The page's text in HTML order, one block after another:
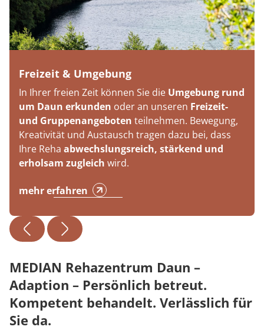
Freizeit & Umgebung
In Ihrer freien Zeit können Sie die Umgebung rund
um Daun erkunden oder an unseren Freizeit-
und Gruppenangeboten teilnehmen. Bewegung,
Kreativität und Austausch tragen dazu bei, dass
Ihre Reha abwechslungsreich, stärkend und
erholsam zugleich wird.
mehr erfahren
MEDIAN Rehazentrum Daun –
Adaption – Persönlich betreut.
Kompetent behandelt. Verlässlich für
Sie da.